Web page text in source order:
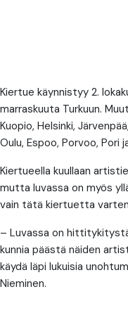
Kiertue käynnistyy 2.
marraskuuta Turkuun.
Kuopio, Helsinki,
Oulu, Espoo, Porvoo, Pori
Kiertueella kuullaan
mutta luvassa on myös
vain tätä kiertuetta
– Luvassa on
kunnia päästä näiden
käydä läpi lukuisia
Nieminen.